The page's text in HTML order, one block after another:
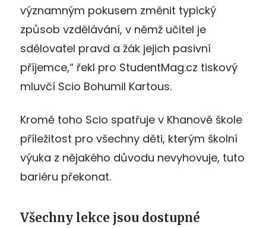
významným pokusem změnit typický
způsob vzdělávání, v němž učitel je
sdělovatel pravd a žák jejich pasivní
příjemce,“ řekl pro StudentMag.cz tiskový
mluvčí Scio Bohumil Kartous.
Kromě toho Scio spatřuje v Khanově škole
příležitost pro všechny děti, kterým školní
výuka z nějakého důvodu nevyhovuje, tuto
bariéru překonat.
Všechny lekce jsou dostupné